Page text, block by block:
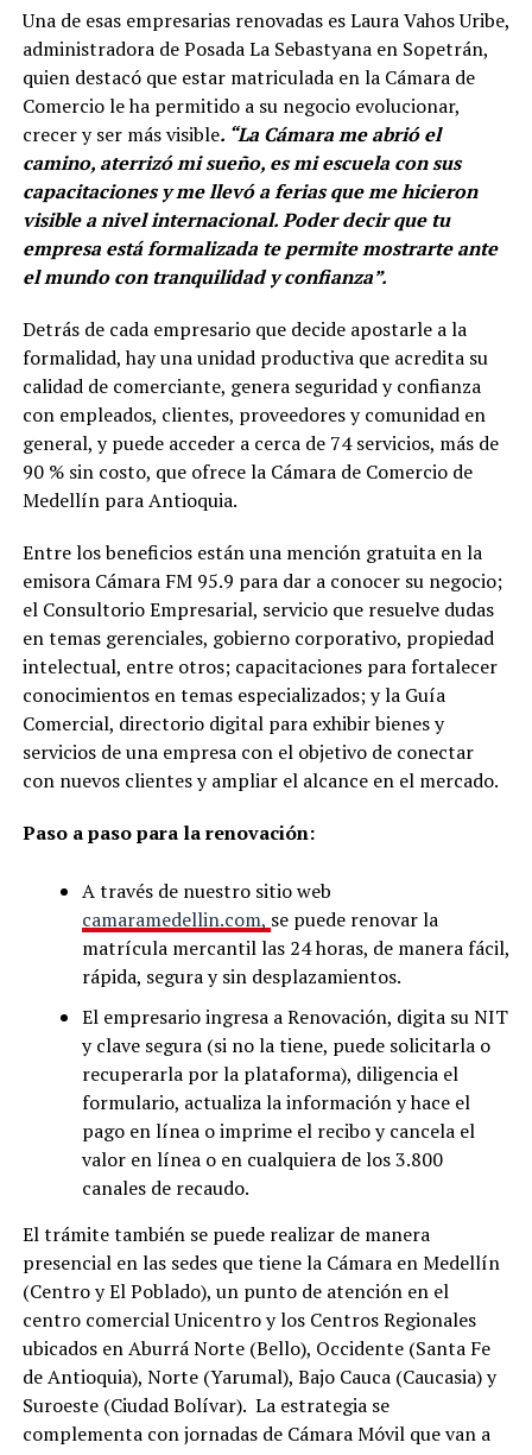
Una de esas empresarias renovadas es Laura Vahos Uribe,
administradora de Posada La Sebastyana en Sopetrán,
quien destacó que estar matriculada en la Cámara de
Comercio le ha permitido a su negocio evolucionar,
crecer y ser más visible. “La Cámara me abrió el
camino, aterrizó mi sueño, es mi escuela con sus
capacitaciones y me llevó a ferias que me hicieron
visible a nivel internacional. Poder decir que tu
empresa está formalizada te permite mostrarte ante
el mundo con tranquilidad y confianza”.
Detrás de cada empresario que decide apostarle a la
formalidad, hay una unidad productiva que acredita su
calidad de comerciante, genera seguridad y confianza
con empleados, clientes, proveedores y comunidad en
general, y puede acceder a cerca de 74 servicios, más de
90 % sin costo, que ofrece la Cámara de Comercio de
Medellín para Antioquia.
Entre los beneficios están una mención gratuita en la
emisora Cámara FM 95.9 para dar a conocer su negocio;
el Consultorio Empresarial, servicio que resuelve dudas
en temas gerenciales, gobierno corporativo, propiedad
intelectual, entre otros; capacitaciones para fortalecer
conocimientos en temas especializados; y la Guía
Comercial, directorio digital para exhibir bienes y
servicios de una empresa con el objetivo de conectar
con nuevos clientes y ampliar el alcance en el mercado.
Paso a paso para la renovación:
A través de nuestro sitio web
camaramedellin.com, se puede renovar la
matrícula mercantil las 24 horas, de manera fácil,
rápida, segura y sin desplazamientos.
El empresario ingresa a Renovación, digita su NIT
y clave segura (si no la tiene, puede solicitarla o
recuperarla por la plataforma), diligencia el
formulario, actualiza la información y hace el
pago en línea o imprime el recibo y cancela el
valor en línea o en cualquiera de los 3.800
canales de recaudo.
El trámite también se puede realizar de manera
presencial en las sedes que tiene la Cámara en Medellín
(Centro y El Poblado), un punto de atención en el
centro comercial Unicentro y los Centros Regionales
ubicados en Aburrá Norte (Bello), Occidente (Santa Fe
de Antioquia), Norte (Yarumal), Bajo Cauca (Caucasia) y
Suroeste (Ciudad Bolívar). La estrategia se
complementa con jornadas de Cámara Móvil que van a